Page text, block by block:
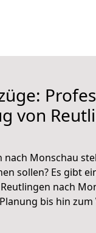
von
Monschau
sollen? Es gibt
nach
bis hin